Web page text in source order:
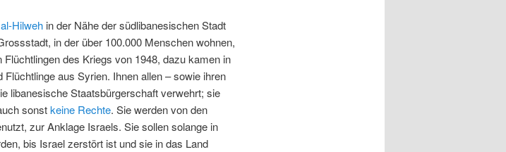
Hilwehin der Nähe der südlibanesischen Stadt
in der über 100.000 Menschen wohnen,
des Kriegs von 1948, dazu kamen in
aus Syrien. Ihnen allen – sowie ihren
libanesische Staatsbürgerschaft verwehrt; sie
sonstkeine Rechte. Sie werden von den
zur Anklage Israels. Sie sollen solange in
bis Israel zerstört ist und sie in das Land